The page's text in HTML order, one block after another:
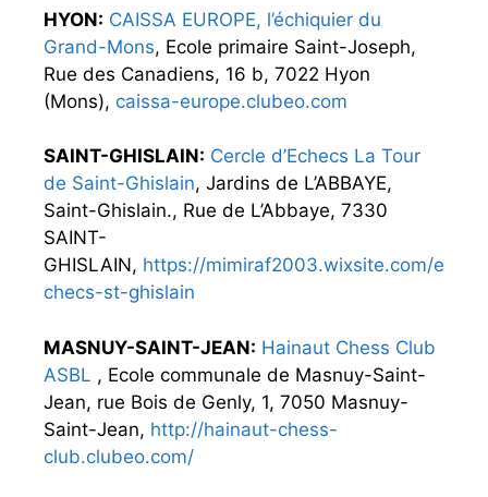
HYON: CAISSA EUROPE, l’échiquier du
Grand-Mons, Ecole primaire Saint-Joseph,
Rue des Canadiens, 16 b, 7022 Hyon
(Mons), caissa-europe.clubeo.com
SAINT-GHISLAIN: Cercle d’Echecs La Tour
de Saint-Ghislain, Jardins de L’ABBAYE,
Saint-Ghislain., Rue de L’Abbaye, 7330
SAINT-
GHISLAIN, https://mimiraf2003.wixsite.com/e
checs-st-ghislain
MASNUY-SAINT-JEAN: Hainaut Chess Club
ASBL , Ecole communale de Masnuy-Saint-
Jean, rue Bois de Genly, 1, 7050 Masnuy-
Saint-Jean, http://hainaut-chess-
club.clubeo.com/